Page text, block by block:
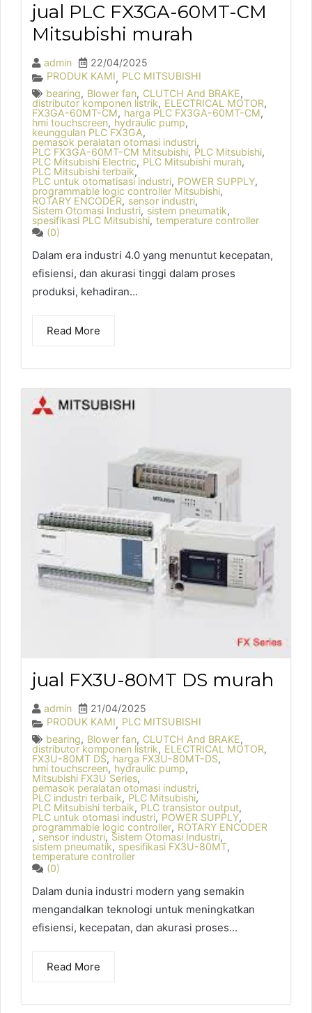
jual PLC FX3GA-60MT-CM
Mitsubishi murah
admin
22/04/2025
PRODUK KAMI, PLC MITSUBISHI
bearing, Blower fan, CLUTCH And BRAKE,
distributor komponen listrik, ELECTRICAL MOTOR,
FX3GA-60MT-CM, harga PLC FX3GA-60MT-CM,
hmi touchscreen, hydraulic pump,
keunggulan PLC FX3GA,
pemasok peralatan otomasi industri,
PLC FX3GA-60MT-CM Mitsubishi, PLC Mitsubishi,
PLC Mitsubishi Electric, PLC Mitsubishi murah,
PLC Mitsubishi terbaik,
PLC untuk otomatisasi industri, POWER SUPPLY,
programmable logic controller Mitsubishi,
ROTARY ENCODER, sensor industri,
Sistem Otomasi Industri, sistem pneumatik,
spesifikasi PLC Mitsubishi, temperature controller
(0)
Dalam era industri 4.0 yang menuntut kecepatan,
efisiensi, dan akurasi tinggi dalam proses
produksi, kehadiran...
Read More
jual FX3U-80MT DS murah
admin
21/04/2025
PRODUK KAMI, PLC MITSUBISHI
bearing, Blower fan, CLUTCH And BRAKE,
distributor komponen listrik, ELECTRICAL MOTOR,
FX3U-80MT DS, harga FX3U-80MT-DS,
hmi touchscreen, hydraulic pump,
Mitsubishi FX3U Series,
pemasok peralatan otomasi industri,
PLC industri terbaik, PLC Mitsubishi,
PLC Mitsubishi terbaik, PLC transistor output,
PLC untuk otomasi industri, POWER SUPPLY,
programmable logic controller, ROTARY ENCODER
, sensor industri, Sistem Otomasi Industri,
sistem pneumatik, spesifikasi FX3U-80MT,
temperature controller
(0)
Dalam dunia industri modern yang semakin
mengandalkan teknologi untuk meningkatkan
efisiensi, kecepatan, dan akurasi proses...
Read More